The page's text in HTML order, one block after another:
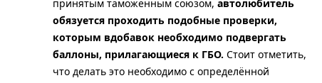
принятым таможенным союзом, автолюбитель
обязуется проходить подобные проверки,
которым вдобавок необходимо подвергать
баллоны, прилагающиеся к ГБО. Стоит отметить,
что делать это необходимо с определённой